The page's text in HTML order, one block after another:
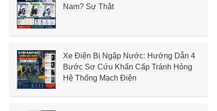
Nam? Sự Thật
Xe Điện Bị Ngập Nước: Hướng Dẫn 4
Bước Sơ Cứu Khẩn Cấp Tránh Hỏng
Hệ Thống Mạch Điện